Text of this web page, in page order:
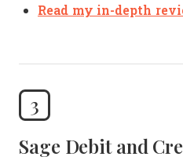
Read my in-depth
3
Sage Debit and